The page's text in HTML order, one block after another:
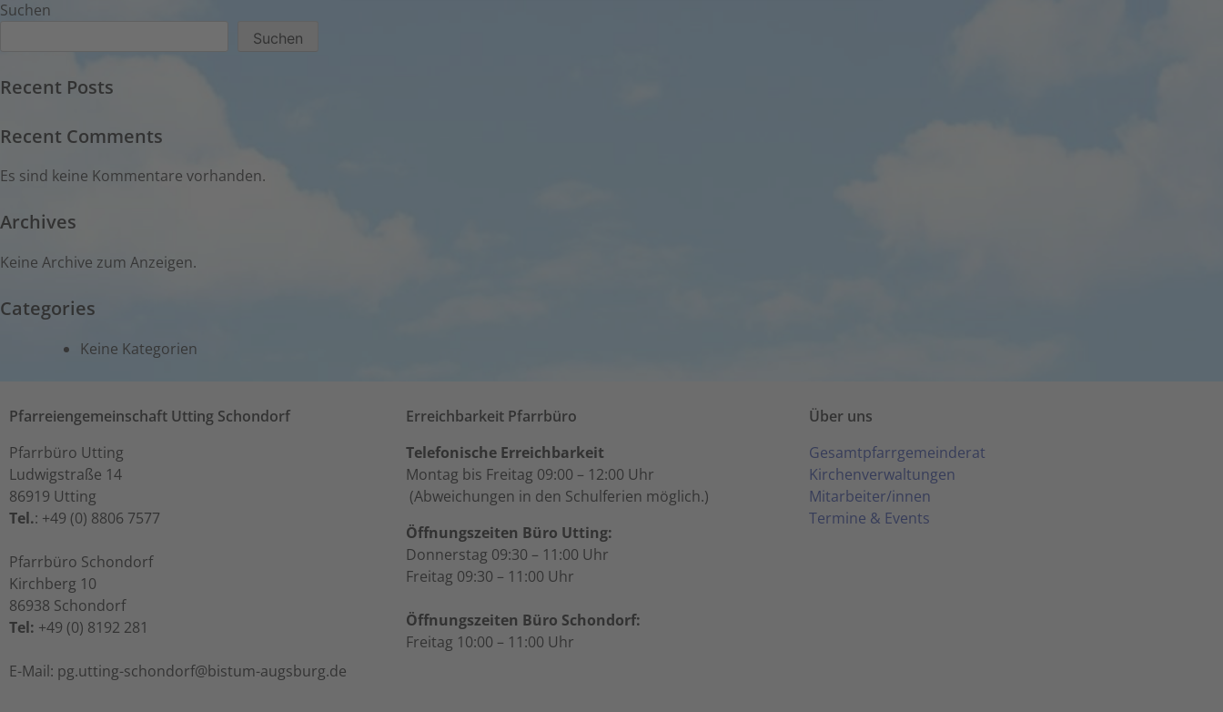
Suchen
Suchen
Recent Posts
Recent Comments
Es sind keine Kommentare vorhanden.
Archives
Keine Archive zum Anzeigen.
Categories
Keine Kategorien
Pfarreiengemeinschaft Utting Schondorf
Pfarrbüro Utting
Ludwigstraße 14
86919 Utting
Tel.: +49 (0) 8806 7577
Pfarrbüro Schondorf
Kirchberg 10
86938 Schondorf
Tel: +49 (0) 8192 281
ed.grubsgua-mutsib@frodnohcs-gnittu.gp :liaM-E
Erreichbarkeit Pfarrbüro
Telefonische Erreichbarkeit
Montag bis Freitag 09:00 – 12:00 Uhr
(Abweichungen in den Schulferien möglich.)
Öffnungszeiten Büro Utting:
Donnerstag 09:30 – 11:00 Uhr
Freitag 09:30 – 11:00 Uhr
Öffnungszeiten Büro Schondorf:
Freitag 10:00 – 11:00 Uhr
Über uns
Gesamtpfarrgemeinderat
Kirchenverwaltungen
Mitarbeiter/innen
Termine & Events